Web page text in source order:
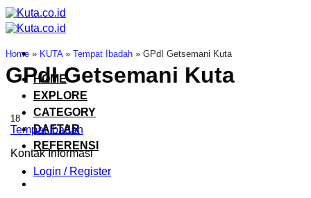
Skip
to
content
HOME
EXPLORE
CATEGORY
DAFTAR
REFERENSI
Login / Register
Home » KUTA» Tempat Ibadah » GPdI Getsemani Kuta
GPdI Getsemani Kuta
18
Tempat Ibadah
Kontak Informasi